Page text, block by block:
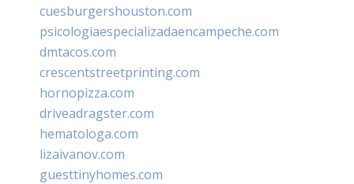
cuesburgershouston.com
psicologiaespecializadaencampeche.com
dmtacos.com
crescentstreetprinting.com
hornopizza.com
driveadragster.com
hematologa.com
lizaivanov.com
guesttinyhomes.com